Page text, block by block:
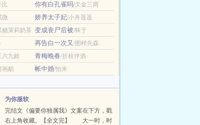
知己把虞澜意杀了。 现在他在宴会上被人
抓住和虞澜意同处一室，在大庭广众之下
私会，虞澜意本想让男主和自己关在一起
结果关错人了，现在他用袖子遮挡着脸，
对着郑山辞怒目而视。 面对众人的指责，
郑山辞咬牙：“我娶。” 郑山辞嘴里发苦，
这人完全就是一个作精，侯府娇养…
比 你有白孔雀吗/欠金三两
微 娇养太子妃/小舟遥遥
糖茉莉奶茶 变成丧尸后被/蛛于
再告白一次又/图样先森
六九龄 青梅晚春/折枝伴酒
画舫 帐中婚/怡米
为你服软
完结文《偏要你独属我》文案在下方，戳
右上角收藏。【全文完】 大一时，时